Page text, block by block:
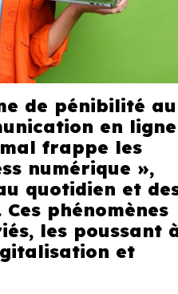
de pénibilité au
en ligne
frappe les
numérique »,
quotidien et
phénomènes
les poussant
et